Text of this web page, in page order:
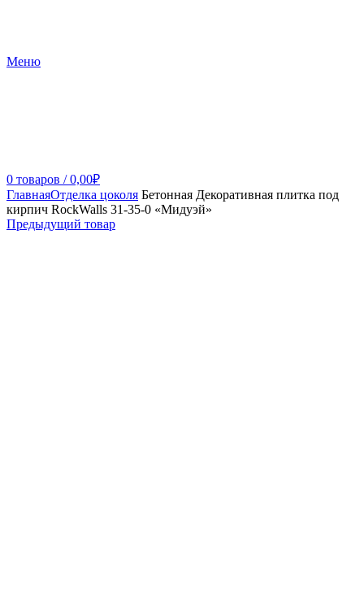
Меню
0 товаров / 0,00₽
ГлавнаяОтделка цоколя Бетонная Декоративная плитка под
кирпич RockWalls 31-35-0 «Мидуэй»
Предыдущий товар